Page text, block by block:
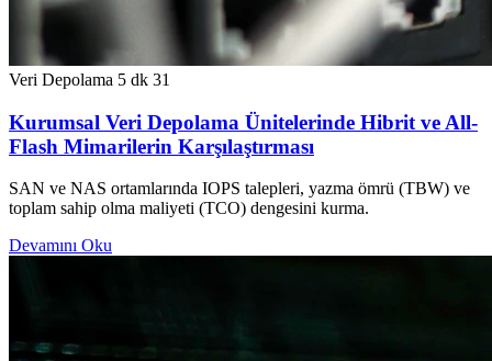
Veri Depolama 5 dk 31
Kurumsal Veri Depolama Ünitelerinde Hibrit ve All-
Flash Mimarilerin Karşılaştırması
SAN ve NAS ortamlarında IOPS talepleri, yazma ömrü (TBW) ve
toplam sahip olma maliyeti (TCO) dengesini kurma.
Devamını Oku